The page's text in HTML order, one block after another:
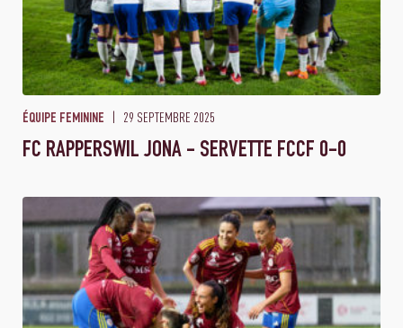
ÉQUIPE FEMININE 29 SEPTEMBRE 2025
FC RAPPERSWIL JONA - SERVETTE FCCF 0-0